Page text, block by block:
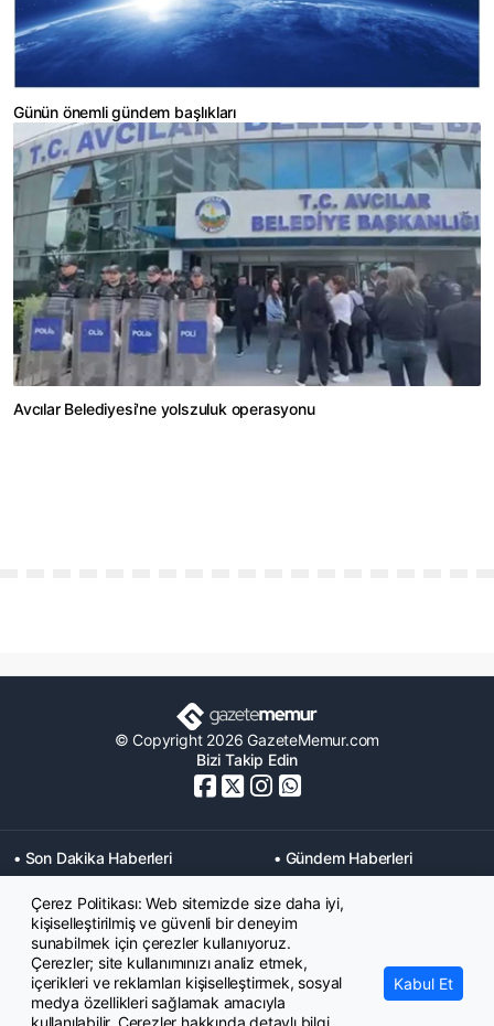
Günün önemli gündem başlıkları
Avcılar Belediyesi'ne yolszuluk operasyonu
© Copyright 2026 GazeteMemur.com
Bizi Takip Edin
• Son Dakika Haberleri
• Gündem Haberleri
• Memurlar Haberleri
• KPSS Haberleri
• Ekonomi Haberleri
• Eğitim Haberleri
• Yaşam Haberleri
• Maaş Verileri Haberleri
• Mahkeme Kararları
Haberleri
Çerez Politikası: Web sitemizde size daha iyi,
kişiselleştirilmiş ve güvenli bir deneyim
sunabilmek için çerezler kullanıyoruz.
Çerezler; site kullanımınızı analiz etmek,
içerikleri ve reklamları kişiselleştirmek, sosyal
medya özellikleri sağlamak amacıyla
kullanılabilir. Çerezler hakkında detaylı bilgi
Kabul Et